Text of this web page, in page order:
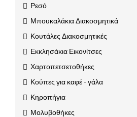
Ρεσό
Μπουκαλάκια Διακοσμητικά
Κουτάλες Διακοσμητικές
Εκκλησάκια Εικονίτσες
Χαρτοπετσετοθήκες
Κούπες για καφέ - γάλα
Κηροπήγια
Μολυβοθήκες